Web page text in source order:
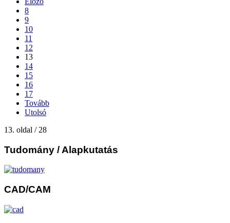
8
9
10
11
12
13
14
15
16
17
Tovább
Utolsó
13. oldal / 28
Tudomány / Alapkutatás
CAD/CAM